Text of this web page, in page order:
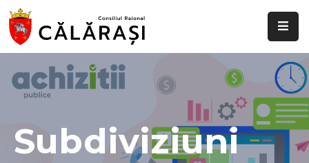
noi
evenimente
Subdiviziuni